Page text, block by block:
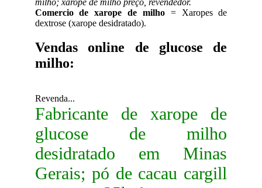
Comercio de xarope de milho= Xaropes de
dextrose (xarope desidratado).
Vendas online de glucose de
milho:
Revenda...
Fabricante de xarope de
glucose de milho
desidratado em Minas
Gerais; pó de cacau cargill